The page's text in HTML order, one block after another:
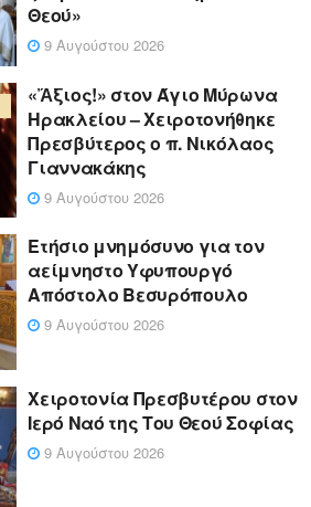
Θεού»
9 Αυγούστου 2026
«Ἄξιος!» στον Άγιο Μύρωνα
Ηρακλείου – Χειροτονήθηκε
Πρεσβύτερος ο π. Νικόλαος
Γιαννακάκης
9 Αυγούστου 2026
Ετήσιο μνημόσυνο για τον
αείμνηστο Υφυπουργό
Απόστολο Βεσυρόπουλο
9 Αυγούστου 2026
Χειροτονία Πρεσβυτέρου στον
Ιερό Ναό της Του Θεού Σοφίας
9 Αυγούστου 2026